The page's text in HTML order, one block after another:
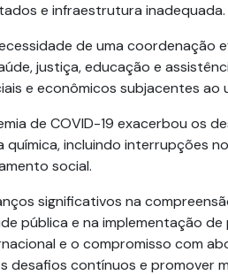
e infraestrutura inadequada.
de uma coordenação
justiça, educação e
e econômicos subjacentes ao
de COVID-19 exacerbou os
química, incluindo interrupções
social.
significativos na
pública e na implementação
e o compromisso com
desafios contínuos e promover